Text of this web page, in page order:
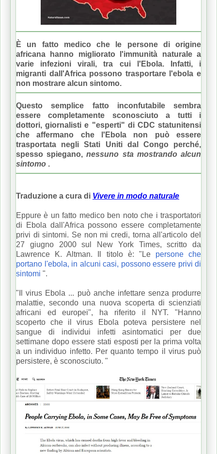
È un fatto medico che le persone di origine
africana hanno migliorato l'immunità naturale a
varie infezioni virali, tra cui l'Ebola.
Infatti, i
migranti dall'Africa possono trasportare l'ebola e
non mostrare alcun sintomo.
Questo semplice fatto inconfutabile sembra
essere completamente sconosciuto a tutti i
dottori, giornalisti e "esperti" di CDC statunitensi
che affermano che l'Ebola non può essere
trasportata negli Stati Uniti dal Congo perché,
spesso spiegano,nessuno sta mostrando alcun
sintomo .
Traduzione a cura di Vivere in modo naturale
Eppure è un fatto medico ben noto che i trasportatori
di Ebola dall'Africa possono essere completamente
privi di sintomi. Se non mi credi, torna all'articolo del
27 giugno 2000 sul New York Times, scritto da
Lawrence K. Altman.
Il titolo è: "Le persone che
portano l'ebola, in alcuni casi, possono essere privi di
sintomi ".
"Il virus Ebola ... può anche infettare senza produrre
malattie, secondo una nuova scoperta di scienziati
africani ed europei", ha riferito il NYT. "Hanno
scoperto che il virus Ebola poteva persistere nel
sangue di individui infetti asintomatici per due
settimane dopo essere stati esposti per la prima volta
a un individuo infetto. Per quanto tempo il virus può
persistere, è sconosciuto. "